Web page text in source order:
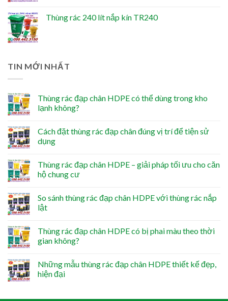
Thùng rác 240 lít nắp kín TR240
TIN MỚI NHẤT
Thùng rác đạp chân HDPE có thể dùng trong kho
lạnh không?
Cách đặt thùng rác đạp chân đúng vị trí để tiện sử
dụng
Thùng rác đạp chân HDPE – giải pháp tối ưu cho căn
hộ chung cư
So sánh thùng rác đạp chân HDPE với thùng rác nắp
lật
Thùng rác đạp chân HDPE có bị phai màu theo thời
gian không?
Những mẫu thùng rác đạp chân HDPE thiết kế đẹp,
hiện đại